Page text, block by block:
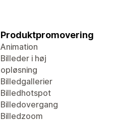
Produktpromovering
Animation
Billeder i høj
opløsning
Billedgallerier
Billedhotspot
Billedovergang
Billedzoom